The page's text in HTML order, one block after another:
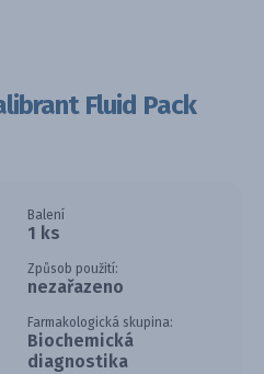
Fluid Pack
Balení
1 ks
Způsob použití:
nezařazeno
Farmakologická skupina:
Biochemická
diagnostika